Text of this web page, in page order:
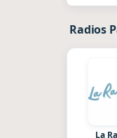
Radios
La